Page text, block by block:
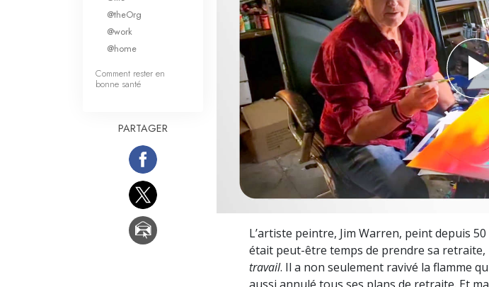
Qu’est-ce que la grandeur ?
L’artiste peintre, Jim Warren, peint depuis
était peut-être temps de prendre sa retraite,
travail. Il a non seulement ravivé la flamme
@theOrg
@work
@home
Comment rester en
bonne santé
PARTAGER